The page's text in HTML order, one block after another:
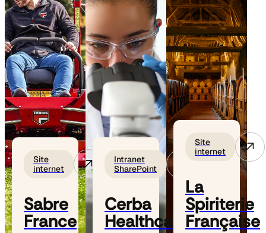
Site
internet
Sabre
France
Intranet
SharePoint
Cerba
Healthcare
Site
internet
La
Spiriterie
Française